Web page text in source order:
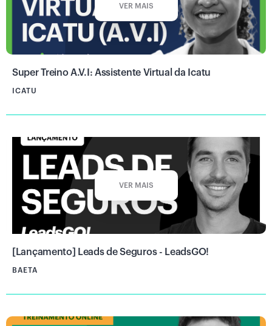
VER MAIS
Super Treino A.V.I: Assistente Virtual da Icatu
ICATU
VER MAIS
[Lançamento] Leads de Seguros - LeadsGO!
BAETA